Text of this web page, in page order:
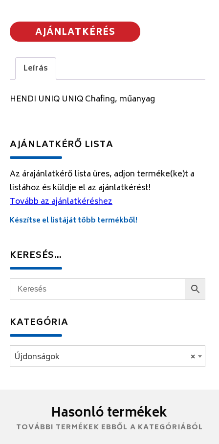
AJÁNLATKÉRÉS
Leírás
HENDI UNIQ UNIQ Chafing, műanyag
AJÁNLATKÉRŐ LISTA
Az árajánlatkérő lista üres, adjon terméke(ke)t a
listához és küldje el az ajánlatkérést!
Tovább az ajánlatkéréshez
Készítse el listáját több termékből!
KERESÉS…
KATEGÓRIA
×
Újdonságok
Hasonló termékek
TOVÁBBI TERMÉKEK EBBŐL A KATEGÓRIÁBÓL